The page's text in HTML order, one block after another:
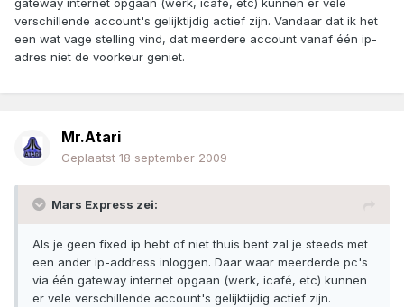
gateway internet opgaan (werk, icafé, etc) kunnen er vele
verschillende account's gelijktijdig actief zijn. Vandaar dat ik het
een wat vage stelling vind, dat meerdere account vanaf één ip-
adres niet de voorkeur geniet.
Mr.Atari
Geplaatst 18 september 2009
Mars Express zei:
Als je geen fixed ip hebt of niet thuis bent zal je steeds met
een ander ip-address inloggen. Daar waar meerderde pc's
via één gateway internet opgaan (werk, icafé, etc) kunnen
er vele verschillende account's gelijktijdig actief zijn.